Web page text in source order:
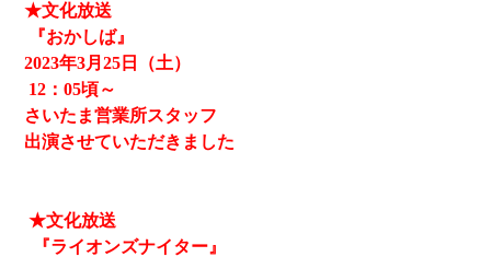
★文化放送
『おかしば』
2023年3月25日（土）
12 ：05頃～
さいたま営業所スタッフ
出演させていただきました
★文化放送
『ライオンズナイター』